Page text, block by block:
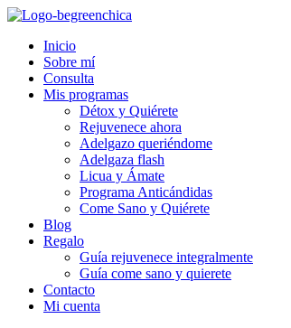
Inicio
Sobre mí
Consulta
Mis programas
Détox y Quiérete
Rejuvenece ahora
Adelgazo queriéndome
Adelgaza flash
Licua y Ámate
Programa Anticándidas
Come Sano y Quiérete
Blog
Regalo
Guía rejuvenece integralmente
Guía come sano y quierete
Contacto
Mi cuenta